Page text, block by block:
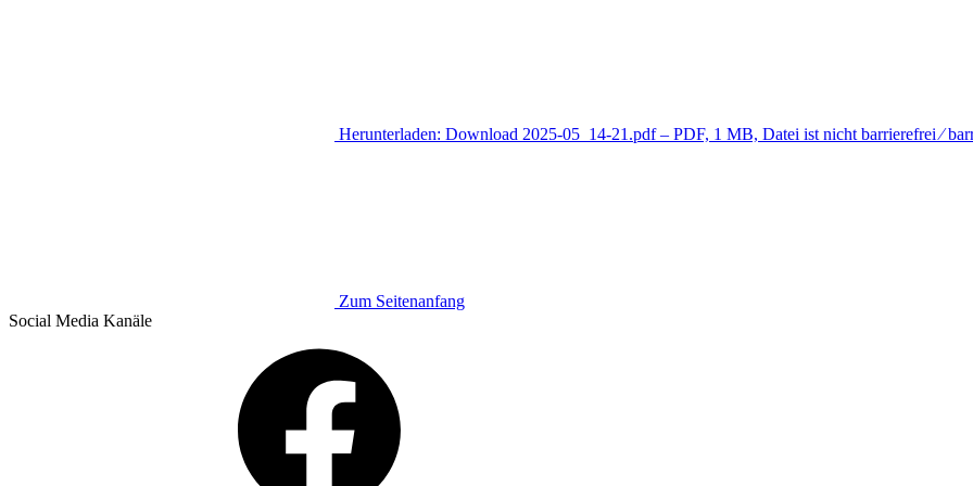
Herunterladen: Download 2025-05_14-21.pdf – PDF, 1 MB, Datei ist nicht barrierefrei ⁄
Zum Seitenanfang
Social Media Kanäle